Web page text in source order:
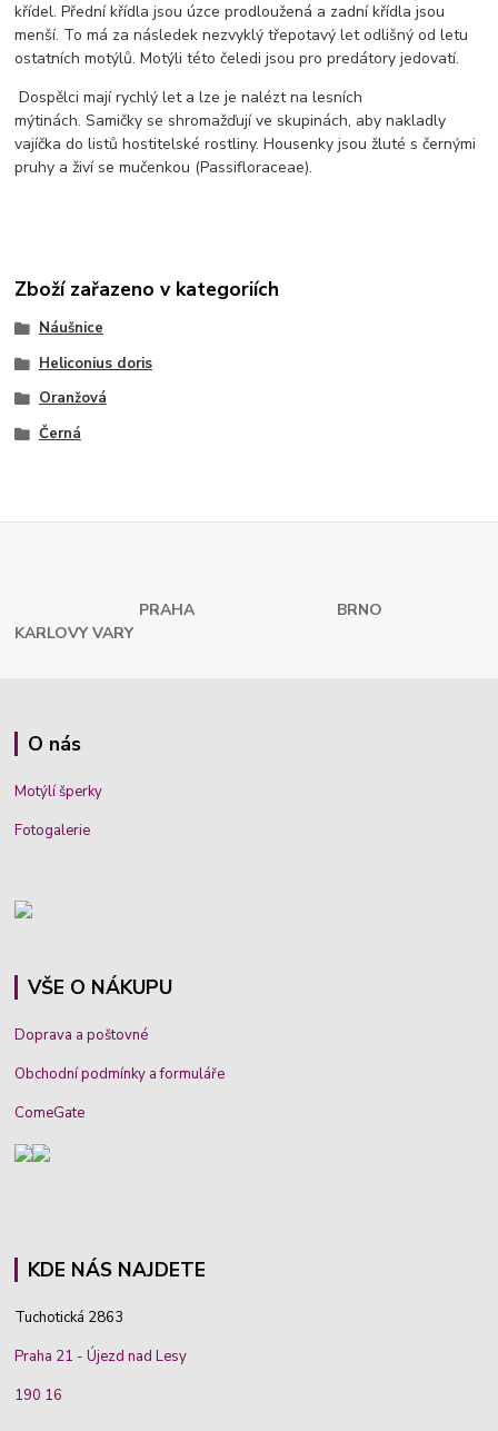
křídel. Přední křídla jsou úzce prodloužená a zadní křídla jsou
menší. To má za následek nezvyklý třepotavý let odlišný od letu
ostatních motýlů. Motýli této čeledi jsou pro predátory jedovatí.
Dospělci mají rychlý let a lze je nalézt na lesních
mýtinách. Samičky se shromažďují ve skupinách, aby nakladly
vajíčka do listů hostitelské rostliny. Housenky jsou žluté s černými
pruhy a živí se mučenkou (Passifloraceae).
Zboží zařazeno v kategoriích
Náušnice
Heliconius doris
Oranžová
Černá
PRAHA
BRNO
KARLOVY VARY
O nás
Motýlí šperky
Fotogalerie
VŠE O NÁKUPU
Doprava a poštovné
Obchodní podmínky a formuláře
ComeGate
KDE NÁS NAJDETE
Tuchotická 2863
Praha 21 - Újezd nad Lesy
190 16